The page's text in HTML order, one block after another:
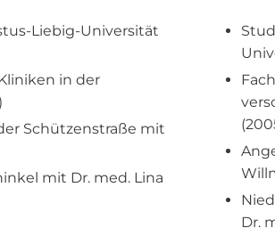
Liebig-Universität
in der
Schützenstraße mit
mit Dr. med. Lina
Dr.